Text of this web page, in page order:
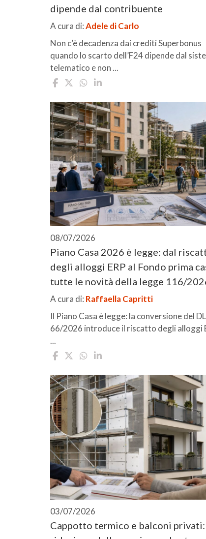
dipende dal contribuente
A cura di:Adele di Carlo
Non c’è decadenza dai crediti Superbonus
quando lo scarto dell’F24 dipende dal
telematico e non ...
08/07/2026
Piano Casa 2026 è legge: dal
degli alloggi ERP al Fondo prima
tutte le novità della legge 116/
A cura di: Raffaella Capritti
Il Piano Casa è legge: la conversione del DL
66/2026 introduce il riscatto degli alloggi
...
03/07/2026
Cappotto termico e balconi privati: